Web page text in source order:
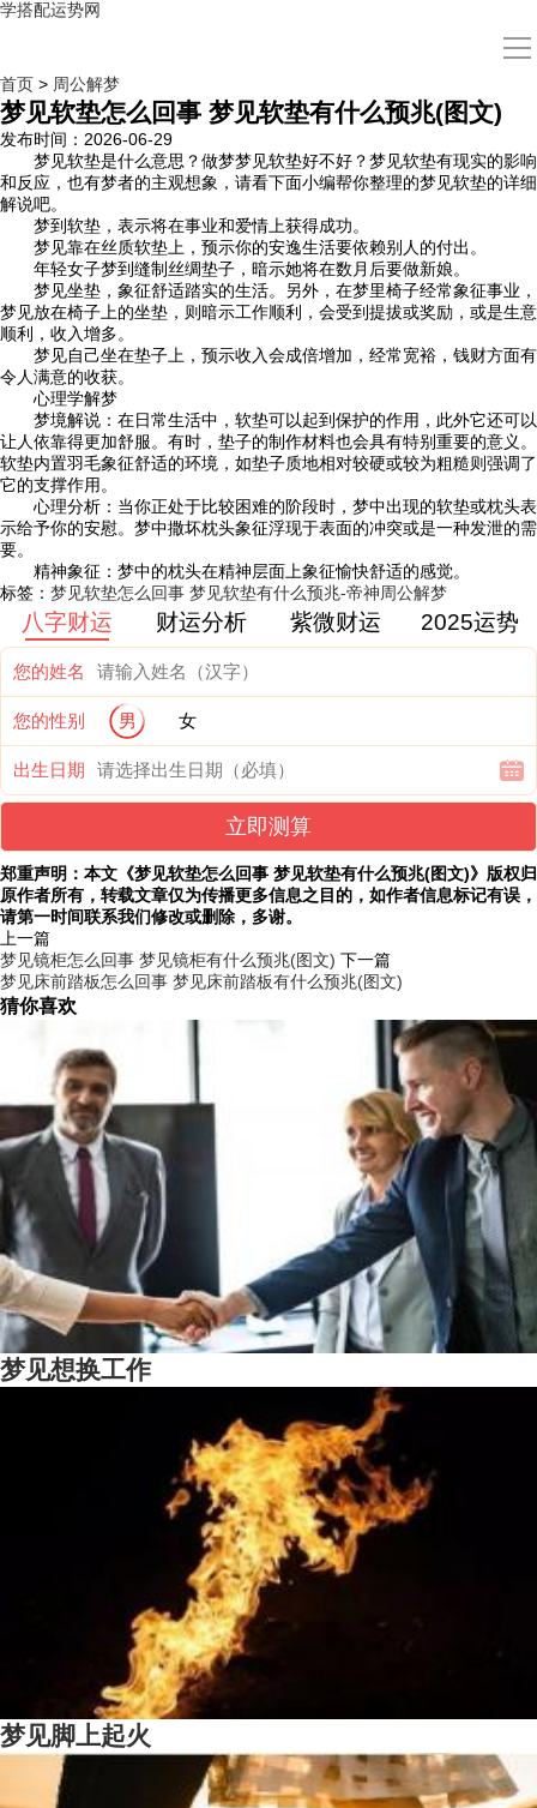
学搭配运势网
导
首页
周公解梦
生肖运势
八字算命
面相
风水
名字
首页 > 周公解梦
梦见软垫怎么回事 梦见软垫有什么预兆(图文)
发布时间：2026-06-29
梦见软垫是什么意思？做梦梦见软垫好不好？梦见软垫有现实的影响
和反应，也有梦者的主观想象，请看下面小编帮你整理的梦见软垫的详细
解说吧。
梦到软垫，表示将在事业和爱情上获得成功。
梦见靠在丝质软垫上，预示你的安逸生活要依赖别人的付出。
年轻女子梦到缝制丝绸垫子，暗示她将在数月后要做新娘。
梦见坐垫，象征舒适踏实的生活。另外，在梦里椅子经常象征事业，
梦见放在椅子上的坐垫，则暗示工作顺利，会受到提拔或奖励，或是生意
顺利，收入增多。
梦见自己坐在垫子上，预示收入会成倍增加，经常宽裕，钱财方面有
令人满意的收获。
心理学解梦
梦境解说：在日常生活中，软垫可以起到保护的作用，此外它还可以
让人依靠得更加舒服。有时，垫子的制作材料也会具有特别重要的意义。
软垫内置羽毛象征舒适的环境，如垫子质地相对较硬或较为粗糙则强调了
它的支撑作用。
心理分析：当你正处于比较困难的阶段时，梦中出现的软垫或枕头表
示给予你的安慰。梦中撒坏枕头象征浮现于表面的冲突或是一种发泄的需
要。
精神象征：梦中的枕头在精神层面上象征愉快舒适的感觉。
标签： 梦见软垫怎么回事 梦见软垫有什么预兆-帝神周公解梦
八字财运 财运分析 紫微财运 2025运势
您的姓名
您的性别 男 女
出生日期
立即测算
郑重声明：本文《梦见软垫怎么回事 梦见软垫有什么预兆(图文)》版权归
原作者所有，转载文章仅为传播更多信息之目的，如作者信息标记有误，
请第一时间联系我们修改或删除，多谢。
上一篇
梦见镜柜怎么回事 梦见镜柜有什么预兆(图文) 下一篇
梦见床前踏板怎么回事 梦见床前踏板有什么预兆(图文)
猜你喜欢
梦见想换工作
梦见脚上起火